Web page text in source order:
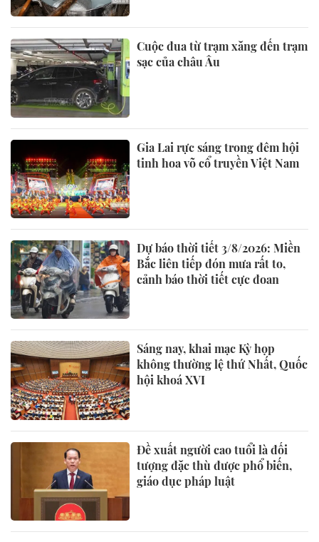
Cuộc đua từ trạm xăng đến trạm
sạc của châu Âu
Gia Lai rực sáng trong đêm hội
tinh hoa võ cổ truyền Việt Nam
Dự báo thời tiết 3/8/2026: Miền
Bắc liên tiếp đón mưa rất to,
cảnh báo thời tiết cực đoan
Sáng nay, khai mạc Kỳ họp
không thường lệ thứ Nhất, Quốc
hội khoá XVI
Đề xuất người cao tuổi là đối
tượng đặc thù được phổ biến,
giáo dục pháp luật